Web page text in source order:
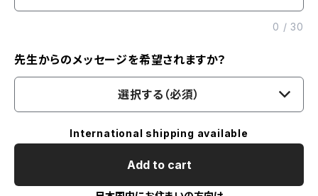
0 /30
先生からのメッセージを希望されますか？
選択する（必須）
International shipping available
Add to cart